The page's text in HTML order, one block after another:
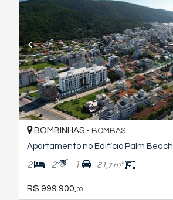
BOMBINHAS - BOMBAS
Apartamento no Edifício Palm Beach
2 2 1 81,7m²
R$ 999.900, 00